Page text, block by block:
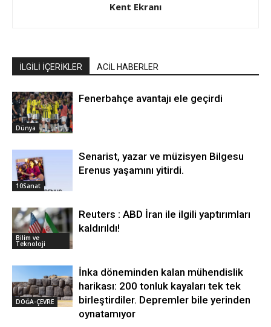
Kent Ekranı
İLGİLİ İÇERİKLER ACİL HABERLER
Dünya
Fenerbahçe avantajı ele geçirdi
10Sanat
Senarist, yazar ve müzisyen Bilgesu
Erenus yaşamını yitirdi.
Bilim ve
Teknoloji
Reuters : ABD İran ile ilgili yaptırımları
kaldırıldı!
DOĞA-ÇEVRE
İnka döneminden kalan mühendislik
harikası: 200 tonluk kayaları tek tek
birleştirdiler. Depremler bile yerinden
oynatamıyor